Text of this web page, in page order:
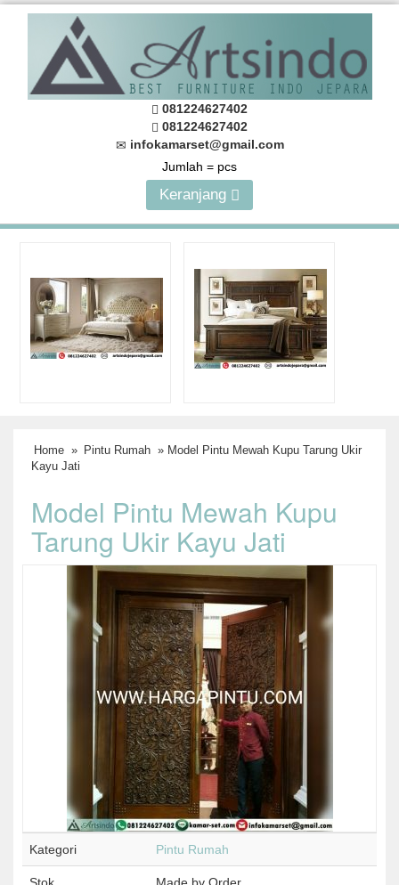
081224627402
081224627402
infokamarset@gmail.com
Jumlah = pcs
Keranjang
Home » Pintu Rumah » Model Pintu Mewah Kupu Tarung Ukir
Kayu Jati
Model Pintu Mewah Kupu
Tarung Ukir Kayu Jati
Kategori Pintu Rumah